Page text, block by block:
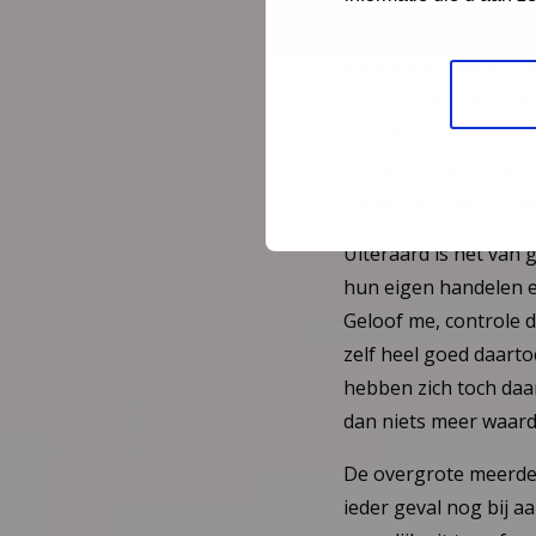
allemaal al heel erg
spinnenwebben
voor de huidige
professionals (nog
Uiteraard is het van
hun eigen handelen
Geloof me, controle
zelf heel goed
hebben zich toch
dan niets meer
De overgrote
ieder geval nog bij